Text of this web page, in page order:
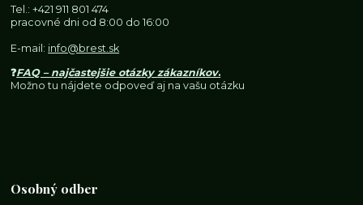
Tel.:+421 911 801 474
pracovné dni od 8:00 do 16:00
E-mail: info@brest.sk
❓FAQ – najčastejšie otázky zákazníkov.
Možno tu nájdete odpoveď aj na vašu otázku
Osobný odber